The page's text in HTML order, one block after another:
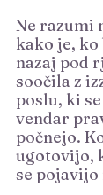
Ne razumi
kako je,
nazaj pod
soočila z
poslu, ki
vendar
počnejo.
ugotovijo,
se pojavijo